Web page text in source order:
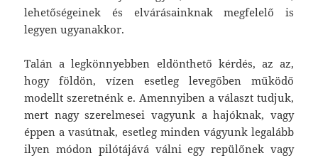
lehetőségeinek és elvárásainknak megfelelő is
legyen ugyanakkor.
Talán a legkönnyebben eldönthető kérdés, az az,
hogy földön, vízen esetleg levegőben működő
modellt szeretnénk e. Amennyiben a választ tudjuk,
mert nagy szerelmesei vagyunk a hajóknak, vagy
éppen a vasútnak, esetleg minden vágyunk legalább
ilyen módon pilótájává válni egy repülőnek vagy